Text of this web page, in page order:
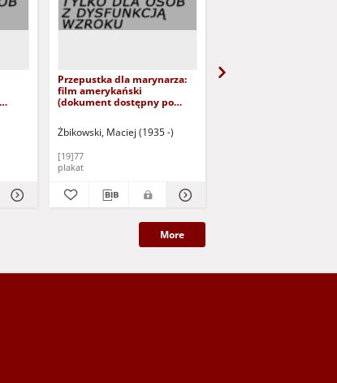
Przepustka dla marynarza:
film amerykański
(dokument dostępny po
dysfunkcją wzroku)
Żbikowski, Maciej (1935 -)
[19]77
plakat
More